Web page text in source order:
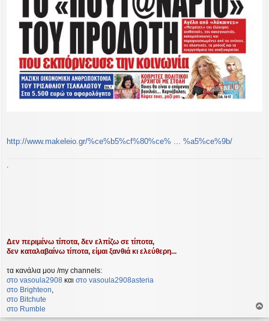
http://www.makeleio.gr/%ce%b5%cf%80%ce% ... %a5%ce%9b/
.
Δεν περιμένω τίποτα, δεν ελπίζω σε τίποτα,
δεν καταλαβαίνω τίποτα, είμαι ξανθιά κι ελεύθερη...
τα κανάλια μου /my channels:
στο vasoula2908 και στο vasoula2908asteria
στο Βrighteon,
στο Bitchute
στο Rumble
ο